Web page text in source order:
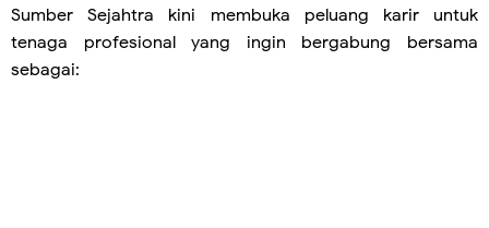
Sumber Sejahtra kini membuka peluang karir untuk
tenaga profesional yang ingin bergabung bersama
sebagai: